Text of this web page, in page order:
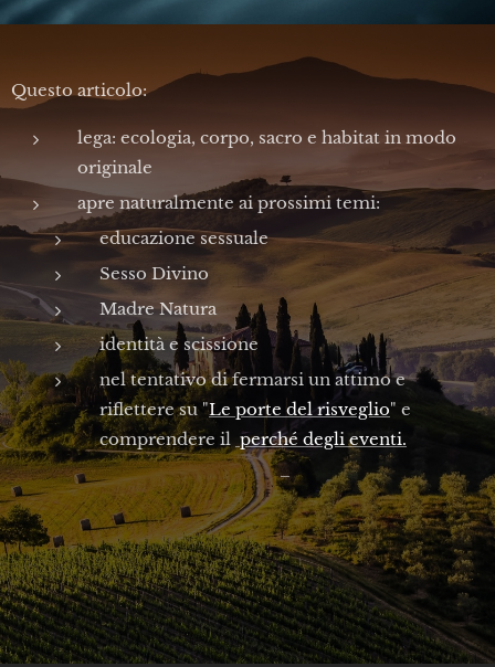
pensiero."
Andreoni
Questo articolo:
lega: ecologia, corpo, sacro e habitat in modo
originale
apre naturalmente ai prossimi temi:
educazione sessuale
Sesso Divino
Madre Natura
identità e scissione
nel tentativo di fermarsi un attimo e
riflettere su "Le porte del risveglio" e
comprendere il perché degli eventi.